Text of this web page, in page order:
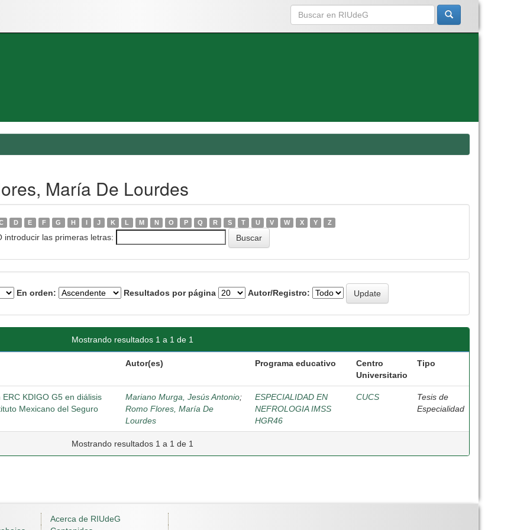
María De Lourdes
D E F G H I J K L M N O P Q R S T U V W X Y Z
introducir las primeras letras:
En orden: Resultados por página Autor/Registro:
Mostrando resultados 1 a 1 de 1
Autor(es) Programa educativo
Centro
Universitario
Tipo
KDIGO G5 en diálisis
Mexicano del Seguro
Mariano Murga, Jesús Antonio;
Romo Flores, María De
Lourdes
ESPECIALIDAD EN
NEFROLOGIA IMSS
HGR46
CUCS
Tesis de
Especialidad
Mostrando resultados 1 a 1 de 1
Acerca de RIUdeG